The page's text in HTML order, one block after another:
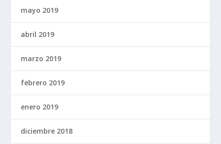
mayo 2019
abril 2019
marzo 2019
febrero 2019
enero 2019
diciembre 2018